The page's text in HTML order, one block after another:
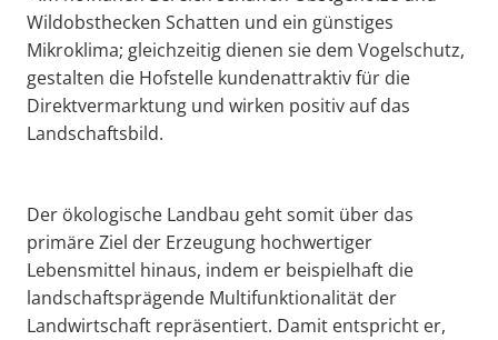
Wildobsthecken Schatten und ein günstiges
Mikroklima; gleichzeitig dienen sie dem Vogelschutz,
gestalten die Hofstelle kundenattraktiv für die
Direktvermarktung und wirken positiv auf das
Landschaftsbild.
Der ökologische Landbau geht somit über das
primäre Ziel der Erzeugung hochwertiger
Lebensmittel hinaus, indem er beispielhaft die
landschaftsprägende Multifunktionalität der
Landwirtschaft repräsentiert. Damit entspricht er,